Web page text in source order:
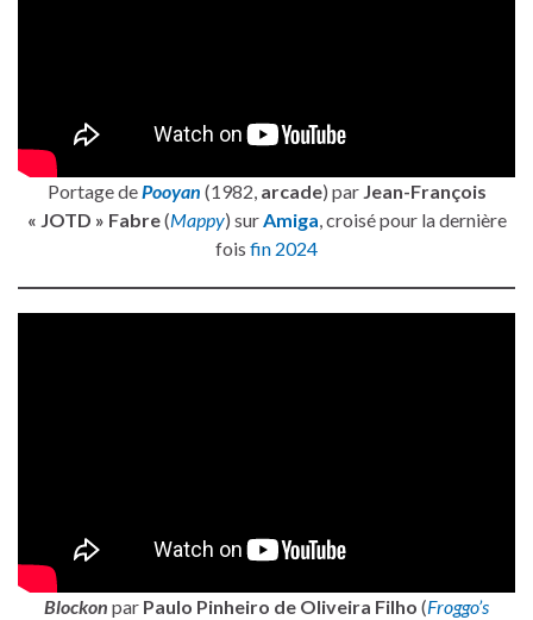
Portage dePooyan (1982, arcade) par Jean-François
« JOTD » Fabre(Mappy) surAmiga, croisé pour la dernière
fois fin 2024
Blockon par Paulo Pinheiro de Oliveira Filho (Froggo’s